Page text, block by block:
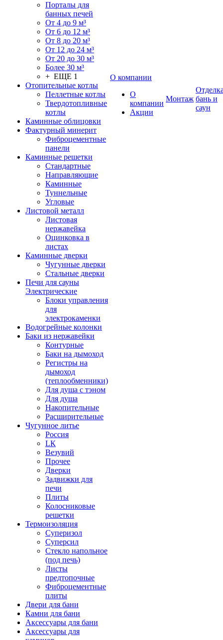
Порталы для
банных печей
От 4 до 9 м³
От 6 до 12 м³
От 8 до 20 м³
От 12 до 24 м³
От 20 до 30 м³
Более 30 м³
+ ЕЩЕ 1
Отопительные котлы
Пеллетные котлы
Твердотопливные
котлы
Каминные облицовки
Фактурный минерит
Фиброцементные
панели
Каминные решетки
Стандартные
Направляющие
Каминные
Туннельные
Угловые
Листовой металл
Листовая
нержавейка
Оцинковка в
листах
Каминные дверки
Чугунные дверки
Стальные дверки
Печи для сауны
Электрические
Блоки управления
для
электрокаменки
Водогрейные колонки
Баки из нержавейки
Контурные
Баки на дымоход
Регистры на
дымоход
(теплообменники)
Для душа с тэном
Для душа
Накопительные
Расширительные
Чугунное литье
Россия
LК
Везувий
Прочее
Дверки
Задвижки для
печи
Плиты
Колосниковые
решетки
Термоизоляция
Суперизол
Суперсил
Стекло напольное
(под печь)
Листы
предтопочные
Фиброцементные
плиты
Двери для бани
Камни для бани
Аксессуары для бани
Аксессуары для
О компании
О
компании
Акции
Монтаж бань и
саун